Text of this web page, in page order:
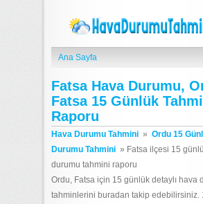
Ana Sayfa
Fatsa Hava Durumu,
Fatsa 15 Günlük
Raporu
Hava Durumu Tahmini » Ordu 15
Durumu Tahmini » Fatsa ilçesi 15
durumu tahmini raporu
Ordu, Fatsa için 15 günlük detaylı hava
tahminlerini buradan takip edebilirsiniz.